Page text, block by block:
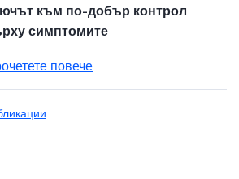
към по-добър контрол
симптомите
повече